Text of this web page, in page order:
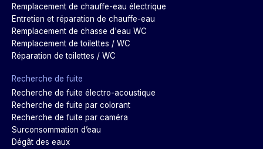
Remplacement de chauffe-eau électrique
Entretien et réparation de chauffe-eau
Remplacement de chasse d'eau WC
Remplacement de toilettes / WC
Réparation de toilettes / WC
Recherche de fuite
Recherche de fuite électro-acoustique
Recherche de fuite par colorant
Recherche de fuite par caméra
Surconsommation d’eau
Dégât des eaux